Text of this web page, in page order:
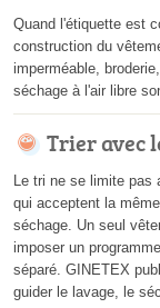
Quand l'étiquette est
construction du
imperméable,
séchage à l'air libre
Trier avec
Le tri ne se limite pas
qui acceptent la
séchage. Un seul
imposer un
séparé. GINETEX
guider le lavage, le